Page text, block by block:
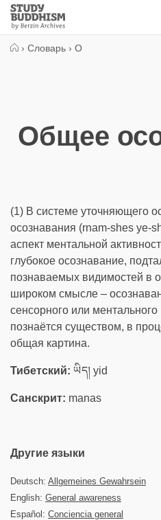
Close
Study
Buddhism
› Словарь › О
Общее
(1) В системе уточняющего
осознавания (rnam-shes ye-
аспект ментальной
глубокое осознавание,
познаваемых видимостей в
широком смысле –
сенсорного или
познаётся существом, в
общая картина.
Тибетский: ཡིད། yid
Санскрит: manas
Другие языки
Deutsch: Allgemeines Gewahrsein
English: General awareness
Español: Conciencia general